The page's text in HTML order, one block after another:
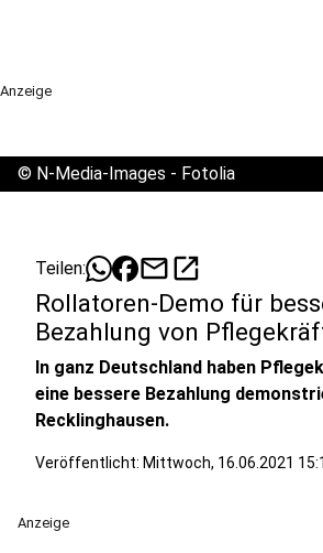
Anzeige
© N-Media-Images - Fotolia
Teilen: mailopen_in_new
Rollatoren-Demo für
Bezahlung von
In ganz Deutschland haben
eine bessere Bezahlung
Recklinghausen.
Veröffentlicht: Mittwoch, 16.06.2021
Anzeige